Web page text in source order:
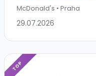
McDonald's • Praha
29.07.2026
TOP